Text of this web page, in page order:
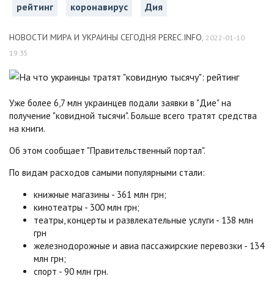
рейтинг
коронавирус Дия
НОВОСТИ МИРА И УКРАИНЫ СЕГОДНЯ PEREC.INFO, 2022-01-10
19:35
Уже более 6,7 млн украинцев подали заявки в "Дие" на
получение "ковидной тысячи". Больше всего тратят средства
на книги.
Об этом сообщает "Правительственный портал".
По видам расходов самыми популярными стали:
книжные магазины - 361 млн грн;
кинотеатры - 300 млн грн;
театры, концерты и развлекательные услуги - 138 млн
грн
железнодорожные и авиа пассажирские перевозки - 134
млн грн;
спорт - 90 млн грн.